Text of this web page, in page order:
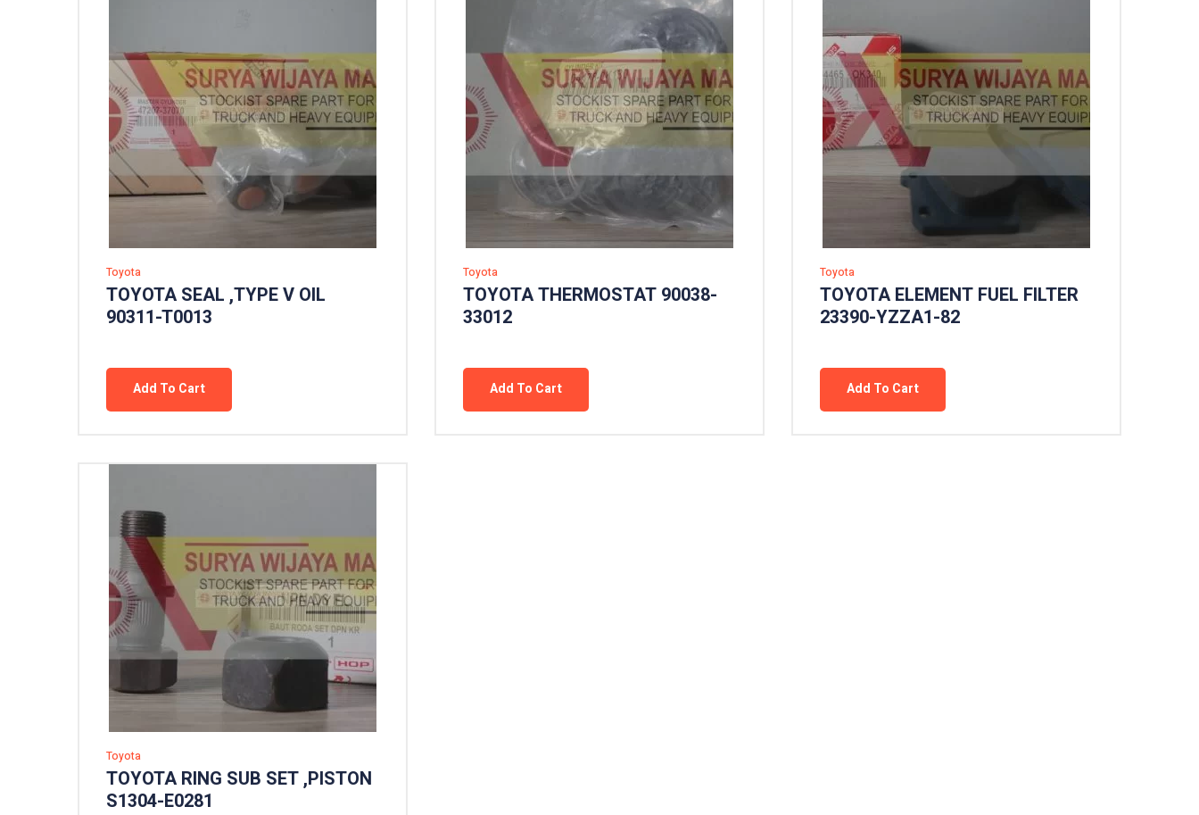
Toyota
TOYOTA SEAL ,TYPE V OIL
90311-T0013
Add To Cart
Toyota
TOYOTA THERMOSTAT 90038-
33012
Add To Cart
Toyota
TOYOTA ELEMENT FUEL FILTER
23390-YZZA1-82
Add To Cart
Toyota
TOYOTA RING SUB SET ,PISTON
S1304-E0281